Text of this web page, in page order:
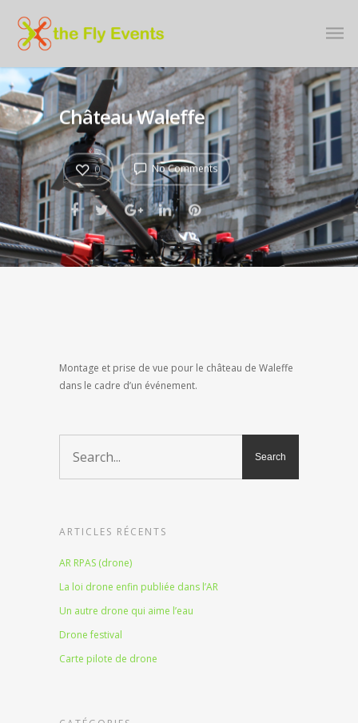
Château Waleffe
No Comments
0
Montage et prise de vue pour le château de Waleffe
dans le cadre d’un événement.
ARTICLES RÉCENTS
AR RPAS (drone)
La loi drone enfin publiée dans l’AR
Un autre drone qui aime l’eau
Drone festival
Carte pilote de drone